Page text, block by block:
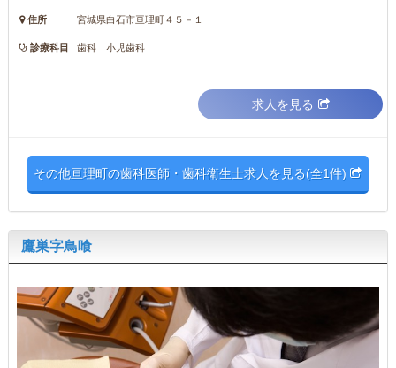
住所 宮城県白石市亘理町４５－１
診療科目 歯科 小児歯科
求人を見る
その他亘理町の歯科医師・歯科衛生士求人を見る(全1件)
鷹巣字鳥喰